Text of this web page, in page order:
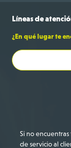
Líneas de
¿En qué lugar te
Si no
de servicio al